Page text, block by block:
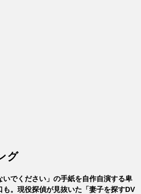
グ
いでください」の手紙を自作自演する卑
も。現役探偵が見抜いた「妻子を探すDV